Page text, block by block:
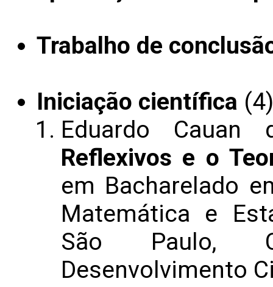
Trabalho de
Iniciação científica (4)
Eduardo
Reflexivos e o
em Bacharelado
Matemática e
São Paulo,
Desenvolvimento